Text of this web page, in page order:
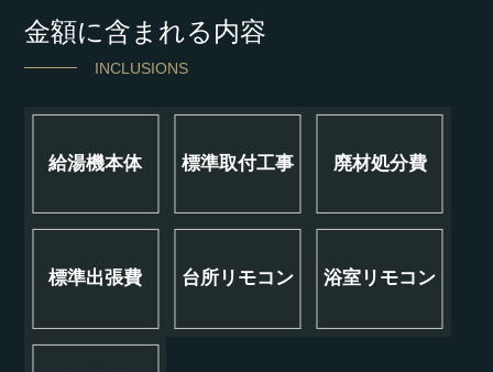
金額に含まれる内容
INCLUSIONS
給湯機本体 標準取付工事 廃材処分費
標準出張費 台所リモコン 浴室リモコン